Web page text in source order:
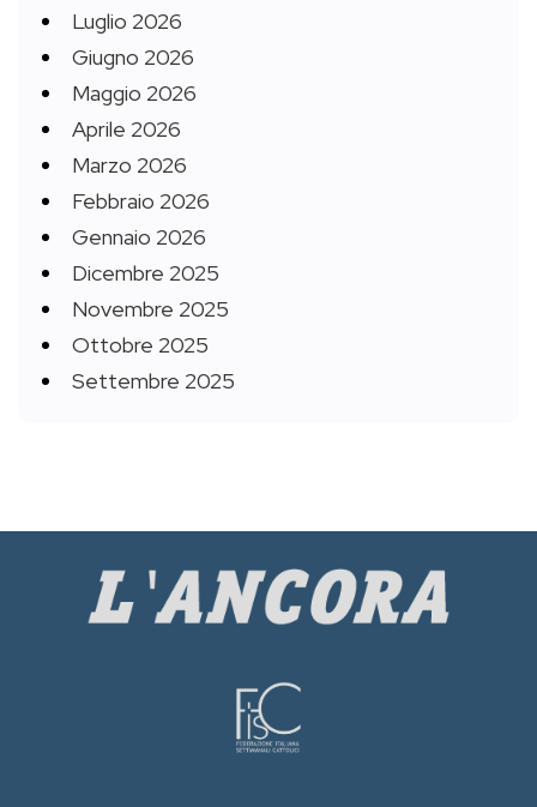
Luglio 2026
Giugno 2026
Maggio 2026
Aprile 2026
Marzo 2026
Febbraio 2026
Gennaio 2026
Dicembre 2025
Novembre 2025
Ottobre 2025
Settembre 2025